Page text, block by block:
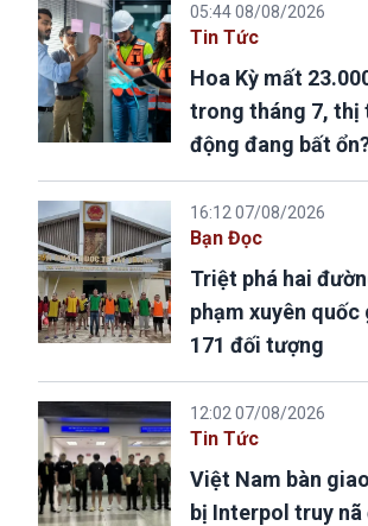
05:44 08/08/2026
Tin Tức
Hoa Kỳ mất
trong tháng 7, thị
động đang bất
16:12 07/08/2026
Bạn Đọc
Triệt phá hai
phạm xuyên
171 đối tượng
12:02 07/08/2026
Tin Tức
Việt Nam bàn
bị Interpol truy nã